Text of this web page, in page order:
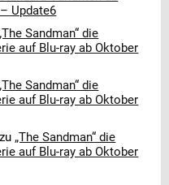
Update6
Sandman“ die
auf Blu-ray ab Oktober
Sandman“ die
auf Blu-ray ab Oktober
zu „The Sandman“ die
auf Blu-ray ab Oktober